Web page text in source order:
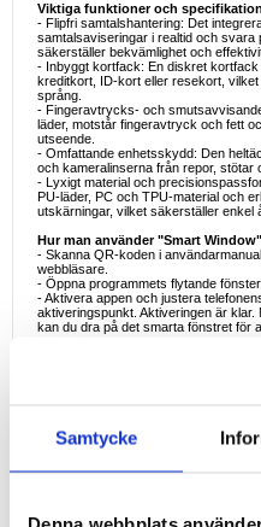
Samtycke
Denna webbplats
Viktiga funktioner och
- Flipfri samtalshantering: Det
samtalsaviseringar i realtid och svara
säkerställer bekvämlighet och
- Inbyggt kortfack: En diskret
kreditkort, ID-kort eller resekort,
språng.
- Fingeravtrycks- och
läder, motstår fingeravtryck och fett
utseende.
- Omfattande enhetsskydd: Den
och kameralinserna från repor, stötar
- Lyxigt material och
PU-läder, PC och TPU-material och
utskärningar, vilket säkerställer enkel
Hur man använder "Smart Window"
- Skanna QR-koden i
webbläsare.
- Öppna programmets flytande fönster.
- Aktivera appen och justera
aktiveringspunkt. Aktiveringen är
kan du dra på det smarta fönstret för
- Professionella inställningar: Behåll
- Sociala sammankomster: Hantera
ständigt hantera din enhet, så att du
har viktiga kort inom räckhåll.